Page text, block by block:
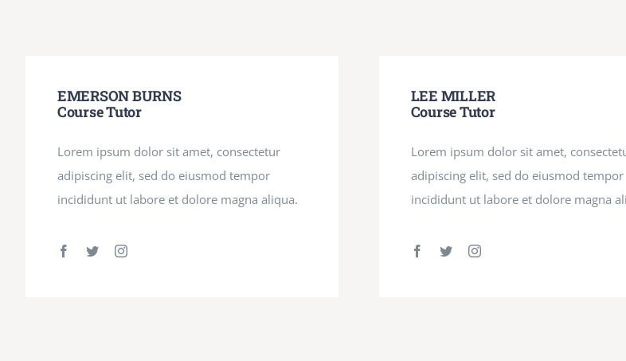
EMERSON BURNS
Course Tutor
Lorem ipsum dolor sit amet, consectetur
adipiscing elit, sed do eiusmod tempor
incididunt ut labore et dolore magna aliqua.
LEE MILLER
Course Tutor
Lorem ipsum dolor sit amet,
adipiscing elit, sed do eiusmod tempor
incididunt ut labore et dolore magna